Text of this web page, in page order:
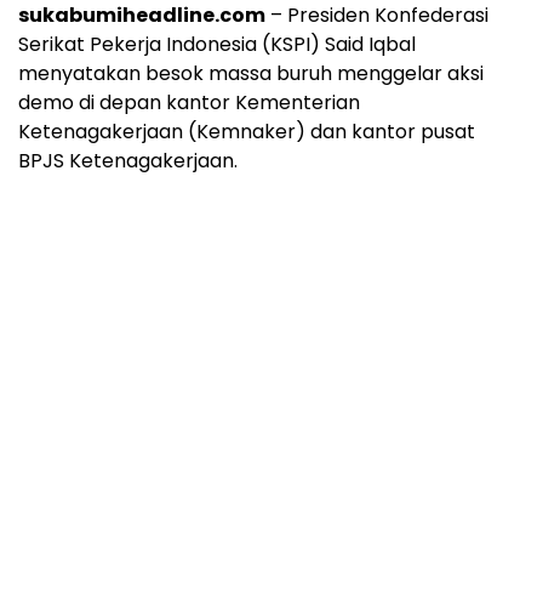
sukabumiheadline.com – Presiden Konfederasi
Serikat Pekerja Indonesia (KSPI) Said Iqbal
menyatakan besok massa buruh menggelar aksi
demo di depan kantor Kementerian
Ketenagakerjaan (Kemnaker) dan kantor pusat
BPJS Ketenagakerjaan.